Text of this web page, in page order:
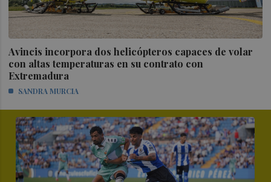
Avincis incorpora dos helicópteros capaces de volar
con altas temperaturas en su contrato con
Extremadura
SANDRA MURCIA